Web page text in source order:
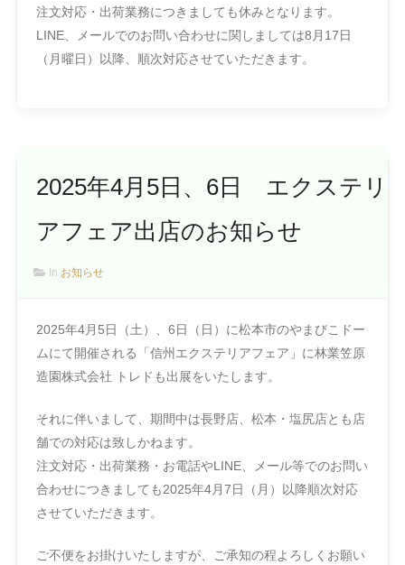
注文対応・出荷業務につきましても休みとなります。
LINE、メールでのお問い合わせに関しましては8月17日
（月曜日）以降、順次対応させていただきます。
2025年4月5日、6日 エクステリ
アフェア出店のお知らせ
In お知らせ
2025年4月5日（土）、6日（日）に松本市のやまびこドー
ムにて開催される「信州エクステリアフェア」に林業笠原
造園株式会社 トレドも出展をいたします。
それに伴いまして、期間中は長野店、松本・塩尻店とも店
舗での対応は致しかねます。
注文対応・出荷業務・お電話やLINE、メール等でのお問い
合わせにつきましても2025年4月7日（月）以降順次対応
させていただきます。
ご不便をお掛けいたしますが、ご承知の程よろしくお願い